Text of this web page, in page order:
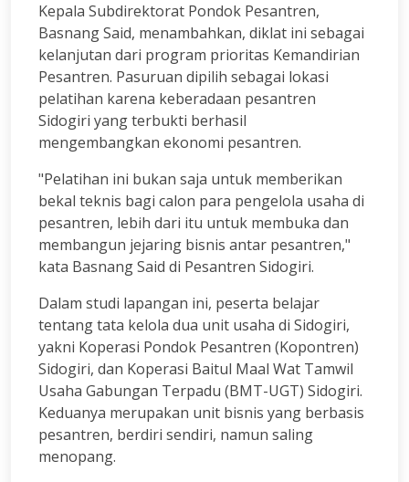
Kepala Subdirektorat Pondok Pesantren,
Basnang Said, menambahkan, diklat ini sebagai
kelanjutan dari program prioritas Kemandirian
Pesantren. Pasuruan dipilih sebagai lokasi
pelatihan karena keberadaan pesantren
Sidogiri yang terbukti berhasil
mengembangkan ekonomi pesantren.
"Pelatihan ini bukan saja untuk memberikan
bekal teknis bagi calon para pengelola usaha di
pesantren, lebih dari itu untuk membuka dan
membangun jejaring bisnis antar pesantren,"
kata Basnang Said di Pesantren Sidogiri.
Dalam studi lapangan ini, peserta belajar
tentang tata kelola dua unit usaha di Sidogiri,
yakni Koperasi Pondok Pesantren (Kopontren)
Sidogiri, dan Koperasi Baitul Maal Wat Tamwil
Usaha Gabungan Terpadu (BMT-UGT) Sidogiri.
Keduanya merupakan unit bisnis yang berbasis
pesantren, berdiri sendiri, namun saling
menopang.